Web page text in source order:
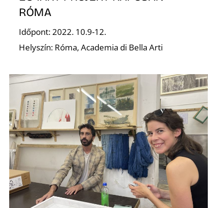
RÓMA
Időpont: 2022. 10.9-12.
Helyszín: Róma, Academia di Bella Arti